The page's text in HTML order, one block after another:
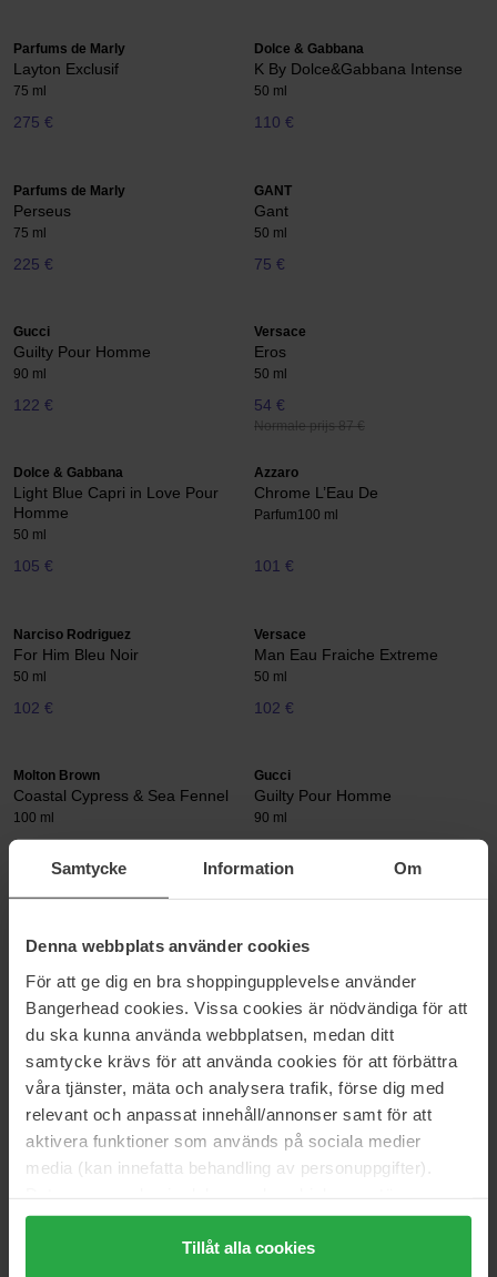
Samtycke Information Om
Denna webbplats använder cookies
För att ge dig en bra shoppingupplevelse använder
Bangerhead cookies. Vissa cookies är nödvändiga för att
du ska kunna använda webbplatsen, medan ditt
samtycke krävs för att använda cookies för att förbättra
våra tjänster, mäta och analysera trafik, förse dig med
relevant och anpassat innehåll/annonser samt för att
aktivera funktioner som används på sociala medier
media (kan innefatta behandling av personuppgifter).
Genom att trycka på "Tillåt alla cookies" accepterar du
alla cookies, medan du under "Detaljer" kan anpassa
Tillåt alla cookies
Parfums de Marly
Layton Exclusif
75 ml
275 €
Dolce & Gabbana
K By Dolce&Gabbana Intense
50 ml
110 €
Parfums de Marly
Perseus
75 ml
225 €
GANT
Gant
50 ml
75 €
Gucci
Guilty Pour Homme
90 ml
122 €
Versace
Eros
50 ml
54 €
Normale prijs 87 €
Dolce & Gabbana
Light Blue Capri in Love Pour
Homme
50 ml
105 €
Azzaro
Chrome L’Eau De
Parfum100 ml
101 €
Narciso Rodriguez
For Him Bleu Noir
50 ml
102 €
Versace
Man Eau Fraiche Extreme
50 ml
102 €
Molton Brown
Coastal Cypress & Sea Fennel
100 ml
Gucci
Guilty Pour Homme
90 ml
Herod
290 €
Paradigme
95 €
Molton Brown
Mesmerising Oudh Accord &
Gold
100 ml
169 €
Parfums de Marly
290 € Niet op voorraad
Armani
Stronger With You Intensely
Gisada
Gold